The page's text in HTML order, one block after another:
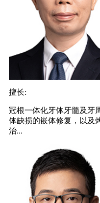
擅长:
冠根一体化牙体牙髓及牙
体缺损的嵌体修复，以及
治...